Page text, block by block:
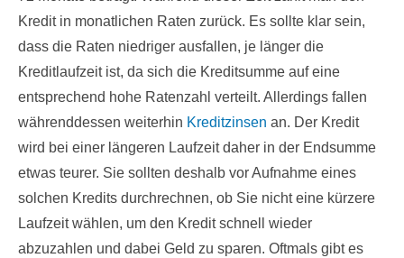
Kredit in monatlichen Raten zurück. Es sollte klar sein,
dass die Raten niedriger ausfallen, je länger die
Kreditlaufzeit ist, da sich die Kreditsumme auf eine
entsprechend hohe Ratenzahl verteilt. Allerdings fallen
währenddessen weiterhin Kreditzinsen an. Der Kredit
wird bei einer längeren Laufzeit daher in der Endsumme
etwas teurer. Sie sollten deshalb vor Aufnahme eines
solchen Kredits durchrechnen, ob Sie nicht eine kürzere
Laufzeit wählen, um den Kredit schnell wieder
abzuzahlen und dabei Geld zu sparen. Oftmals gibt es